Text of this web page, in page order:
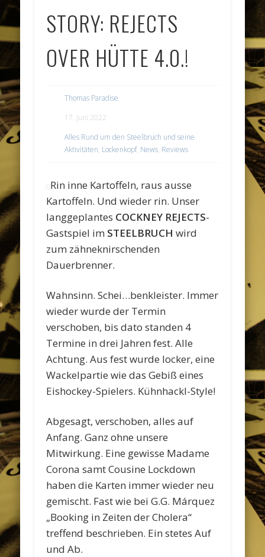
STORY: REJECTS
OVER HÜTTE 4.0.!
Thomas Paradise
17. Juni 2022
Alles Rund um den Steelbruch und seine
Aktivitäten, Lockenkopf, News, Reviews
Rin inne Kartoffeln, raus ausse
Kartoffeln. Und wieder rin. Unser
langgeplantes COCKNEY REJECTS-
Gastspiel im STEELBRUCH wird
zum zähneknirschenden
Dauerbrenner.
Wahnsinn. Schei…benkleister. Immer
wieder wurde der Termin
verschoben, bis dato standen 4
Termine in drei Jahren fest. Alle
Achtung. Aus fest wurde locker, eine
Wackelpartie wie das Gebiß eines
Eishockey-Spielers. Kühnhackl-Style!
Abgesagt, verschoben, alles auf
Anfang. Ganz ohne unsere
Mitwirkung. Eine gewisse Madame
Corona samt Cousine Lockdown
haben die Karten immer wieder neu
gemischt. Fast wie bei G.G. Márquez
„Booking in Zeiten der Cholera“
treffend beschrieben. Ein stetes Auf
und Ab.